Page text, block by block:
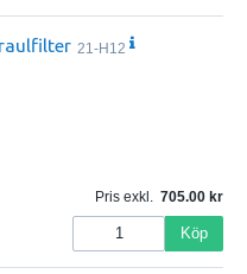
21-H12
Pris exkl. 705.00
Köp